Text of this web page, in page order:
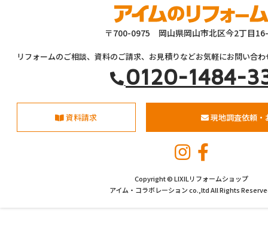
〒700-0975 岡山県岡山市北区今2丁目
リフォームのご相談、資料のご請求、お見積りなどお気軽にお問い合
0120-1484-
資料請求 現地調査依頼・
Copyright © LIXILリフォームショップ
アイム・コラボレーション co.,ltd All Rights